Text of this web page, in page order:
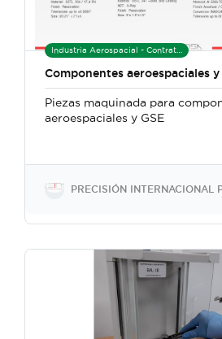
Componentes aeroespaciales y
Piezas maquinada para
aeroespaciales y GSE
PRECISIÓN INTERNACIONAL